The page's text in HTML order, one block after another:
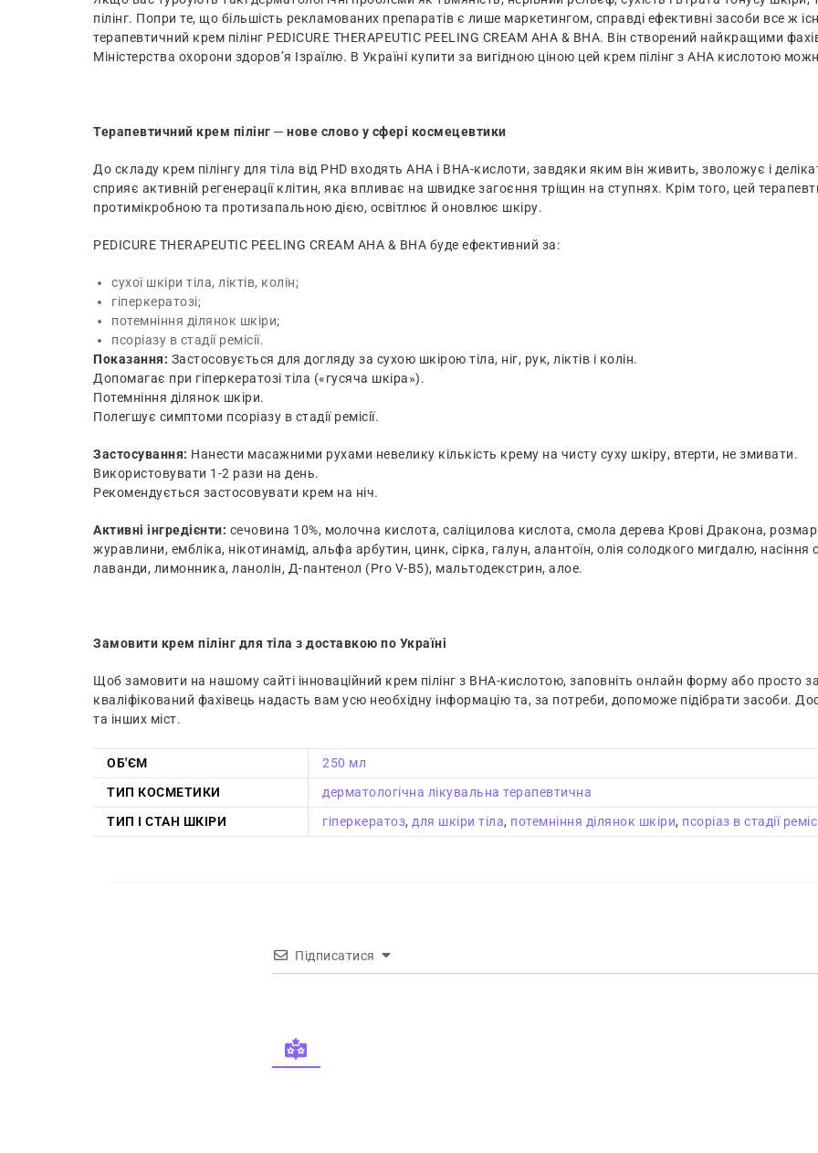
пілінг. Попри те, що більшість рекламованих препаратів є лише маркетингом, справді ефективні засоби все ж
терапевтичний крем пілінг PEDICURE THERAPEUTIC PEELING CREAM AHA & BHA. Він створений найкращими
Міністерства охорони здоров’я Ізраїлю. В Україні купити за вигідною ціною цей крем пілінг з АНА кислотою
Терапевтичний крем пілінг ─ нове слово у сфері космецевтики
До складу крем пілінгу для тіла від PHD входять АНА і ВНА-кислоти, завдяки яким він живить, зволожує і
сприяє активній регенерації клітин, яка впливає на швидке загоєння тріщин на ступнях. Крім того, цей
протимікробною та протизапальною дією, освітлює й оновлює шкіру.
PEDICURE THERAPEUTIC PEELING CREAM AHA & BHA буде ефективний за:
сухої шкіри тіла, ліктів, колін;
гіперкератозі;
потемніння ділянок шкіри;
псоріазу в стадії ремісії.
Показання: Застосовується для догляду за сухою шкірою тіла, ніг, рук, ліктів і колін.
Допомагає при гіперкератозі тіла («гусяча шкіра»).
Потемніння ділянок шкіри.
Полегшує симптоми псоріазу в стадії ремісії.
Застосування: Нанести масажними рухами невелику кількість крему на чисту суху шкіру, втерти, не змивати.
Використовувати 1-2 рази на день.
Рекомендується застосовувати крем на ніч.
Активні інгредієнти: сечовина 10%, молочна кислота, саліцилова кислота, смола дерева Крові Дракона,
журавлини, ембліка, нікотинамід, альфа арбутин, цинк, сірка, галун, алантоїн, олія солодкого мигдалю,
лаванди, лимонника, ланолін, Д-пантенол (Pro V-B5), мальтодекстрин, алое.
Замовити крем пілінг для тіла з доставкою по Україні
Щоб замовити на нашому сайті інноваційний крем пілінг з ВНА-кислотою, заповніть онлайн форму або просто
кваліфікований фахівець надасть вам усю необхідну інформацію та, за потреби, допоможе підібрати засоби.
та інших міст.
ОБ'ЄМ
250 мл
ТИП КОСМЕТИКИ
дерматологічна лікувальна терапевтична
ТИП І СТАН ШКІРИ
гіперкератоз, для шкіри тіла, потемніння ділянок шкіри, псоріаз в стадії
Підписатися